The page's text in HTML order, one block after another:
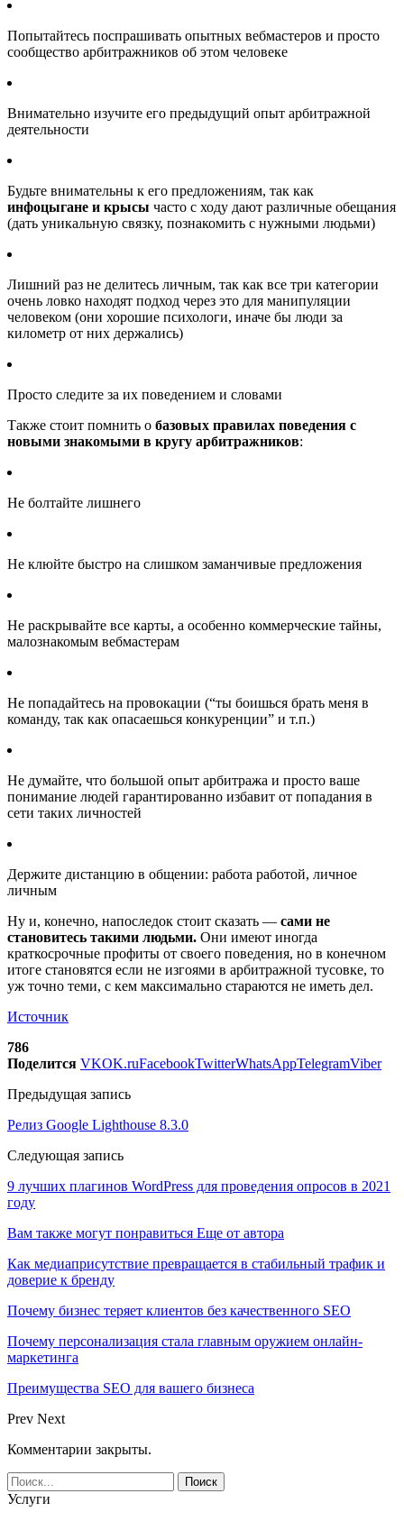
Попытайтесь поспрашивать опытных вебмастеров и просто
сообщество арбитражников об этом человеке
Внимательно изучите его предыдущий опыт арбитражной
деятельности
Будьте внимательны к его предложениям, так как
инфоцыгане и крысы часто с ходу дают различные обещания
(дать уникальную связку, познакомить с нужными людьми)
Лишний раз не делитесь личным, так как все три категории
очень ловко находят подход через это для манипуляции
человеком (они хорошие психологи, иначе бы люди за
километр от них держались)
Просто следите за их поведением и словами
Также стоит помнить о базовых правилах поведения с
новыми знакомыми в кругу арбитражников:
Не болтайте лишнего
Не клюйте быстро на слишком заманчивые предложения
Не раскрывайте все карты, а особенно коммерческие тайны,
малознакомым вебмастерам
Не попадайтесь на провокации (“ты боишься брать меня в
команду, так как опасаешься конкуренции” и т.п.)
Не думайте, что большой опыт арбитража и просто ваше
понимание людей гарантированно избавит от попадания в
сети таких личностей
Держите дистанцию в общении: работа работой, личное
личным
Ну и, конечно, напоследок стоит сказать — сами не
становитесь такими людьми. Они имеют иногда
краткосрочные профиты от своего поведения, но в конечном
итоге становятся если не изгоями в арбитражной тусовке, то
уж точно теми, с кем максимально стараются не иметь дел.
Источник
786
Поделится VKOK.ruFacebookTwitterWhatsAppTelegramViber
Предыдущая запись
Релиз Google Lighthouse 8.3.0
Следующая запись
9 лучших плагинов WordPress для проведения опросов в 2021
году
Вам также могут понравиться Еще от автора
Как медиаприсутствие превращается в стабильный трафик и
доверие к бренду
Почему бизнес теряет клиентов без качественного SEO
Почему персонализация стала главным оружием онлайн-
маркетинга
Преимущества SEO для вашего бизнеса
Prev Next
Комментарии закрыты.
Услуги